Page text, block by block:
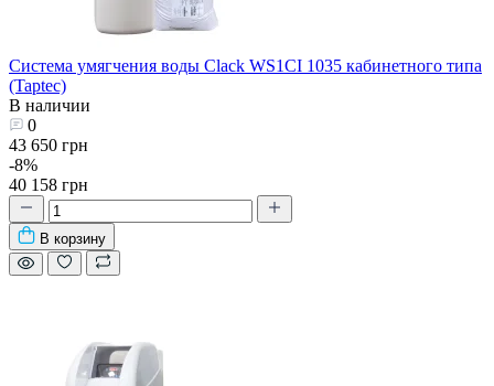
Система умягчения воды Clack WS1CI 1035 кабинетного типа
(Taptec)
В наличии
0
43 650 грн
-8%
40 158 грн
В корзину